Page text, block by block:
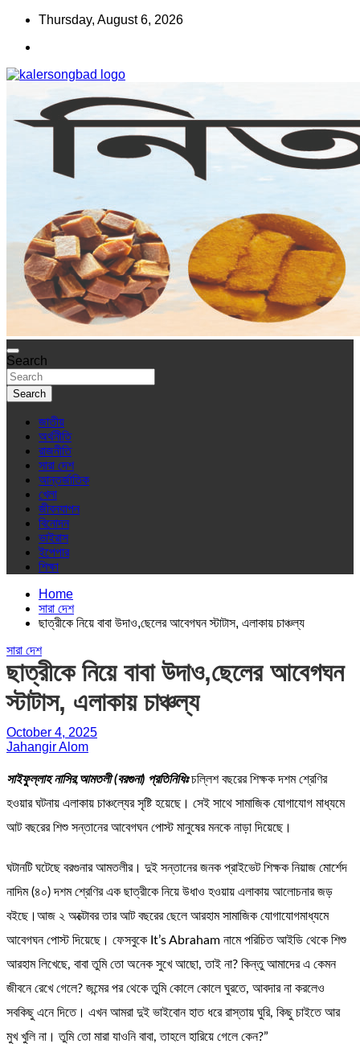
Skip
content
Thursday, August 6, 2026
কালের সংবাদ
www.kalersongbad.com
Search
Search
জাতীয়
অর্থনীতি
রাজনীতি
সারা দেশ
আন্তর্জাতিক
খেলা
জীবনযাপন
বিনোদন
ভাইরাস
ইপেপার
শিক্ষা
Home
সারা দেশ
ছাত্রীকে নিয়ে বাবা উদাও,ছেলের আবেগঘন স্টাটাস, এলাকায় চাঞ্চল্য
সারা দেশ
ছাত্রীকে নিয়ে বাবা উদাও,ছেলের আবেগঘন
স্টাটাস, এলাকায় চাঞ্চল্য
October 4, 2025
Jahangir Alom
সাইফুল্লাহ নাসির,আমতলী (বরগুনা) প্রতিনিধিঃচল্লিশ বছরের শিক্ষক দশম শ্রেণির
হওয়ার ঘটনায় এলাকায় চাঞ্চল্যের সৃষ্টি হয়েছে। সেই সাথে সামাজিক যোগাযোগ মাধ্যমে
আট বছরের শিশু সন্তানের আবেগঘন পোস্ট মানুষের মনকে নাড়া দিয়েছে।
ঘটানটি ঘটেছে বরগুনার আমতলীর। দুই সন্তানের জনক প্রাইভেট শিক্ষক নিয়াজ মোর্শেদ
নাদিম (৪০) দশম শ্রেণির এক ছাত্রীকে নিয়ে উধাও হওয়ায় এলাকায় আলোচনার জড়
বইছে।আজ ২ অক্টোবর তার আট বছরের ছেলে আরহাম সামাজিক যোগাযোগমাধ্যমে
আবেগঘন পোস্ট দিয়েছে। ফেসবুকে It’s Abraham নামে পরিচিত আইডি থেকে শিশু
আরহাম লিখেছে, বাবা তুমি তো অনেক সুখে আছো, তাই না? কিন্তু আমাদের এ কেমন
জীবনে রেখে গেলে? জন্মের পর থেকে তুমি কোলে কোলে ঘুরতে, আবদার না করলেও
সবকিছু এনে দিতে। এখন আমরা দুই ভাইবোন হাত ধরে রাস্তায় ঘুরি, কিছু চাইতে আর
মুখ খুলি না। তুমি তো মারা যাওনি বাবা, তাহলে হারিয়ে গেলে কেন?”